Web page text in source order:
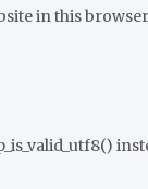
in this